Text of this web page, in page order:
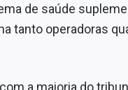
de saúde
tanto operadoras
a maioria do